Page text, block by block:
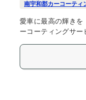
南宇和郡カーコーティ
愛車に最高の輝きを
ーコーティングサー